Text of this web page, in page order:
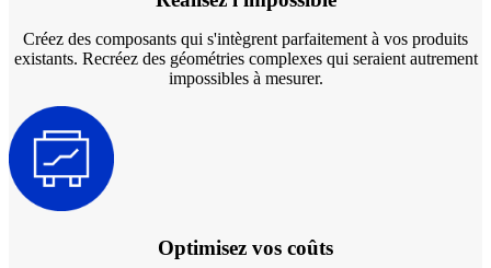
Créez des composants qui s'intègrent parfaitement à vos produits
existants. Recréez des géométries complexes qui seraient autrement
impossibles à mesurer.
Optimisez vos coûts